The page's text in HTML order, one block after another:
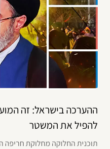
ההערכה בישראל: זה
להפיל את המשטר
תוכנית החלוקה מחלוקת חריפה